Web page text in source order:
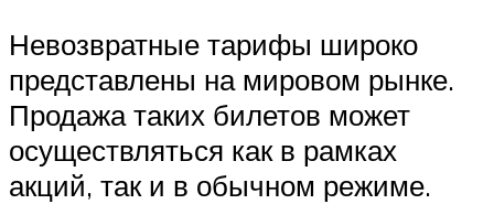
Невозвратные тарифы широко
представлены на мировом рынке.
Продажа таких билетов может
осуществляться как в рамках
акций, так и в обычном режиме.